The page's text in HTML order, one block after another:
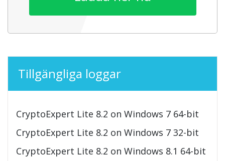
Tillgängliga loggar
CryptoExpert Lite 8.2 on Windows 7 64-bit
CryptoExpert Lite 8.2 on Windows 7 32-bit
CryptoExpert Lite 8.2 on Windows 8.1 64-bit